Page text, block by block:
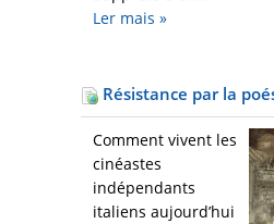
Ler mais »
Résistance par la
Comment vivent les
cinéastes
indépendants
italiens aujourd’hui